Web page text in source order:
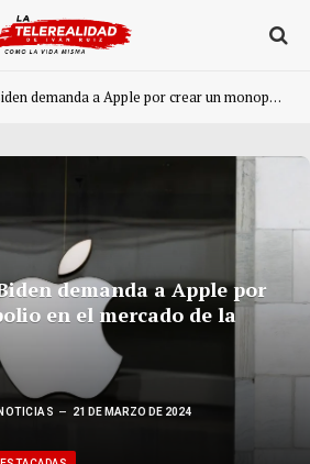
a Apple por crear un monopolio en el mercado de la telefonía
demanda a Apple por
en el mercado de la
21 DE MARZO DE 2024